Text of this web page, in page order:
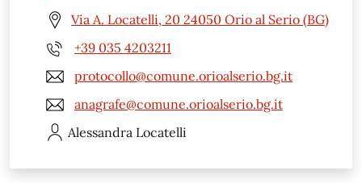
Via A. Locatelli, 20 24050 Orio al Serio (BG)
+39 035 4203211
protocollo@comune.orioalserio.bg.it
anagrafe@comune.orioalserio.bg.it
Alessandra Locatelli